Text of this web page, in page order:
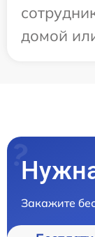
домой
Закажите